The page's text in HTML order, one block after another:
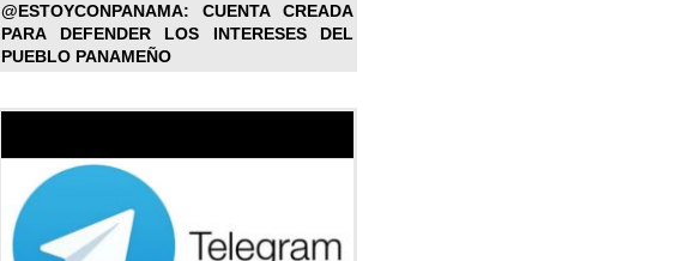
@ESTOYCONPANAMA: CUENTA CREADA
PARA DEFENDER LOS INTERESES DEL
PUEBLO PANAMEÑO